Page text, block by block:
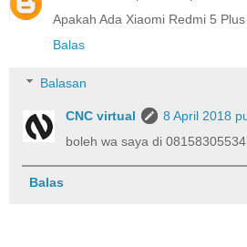
Apakah Ada Xiaomi Redmi 5
Balas
Balasan
CNC virtual
8 April 2018
boleh wa saya di 08158305534
Balas